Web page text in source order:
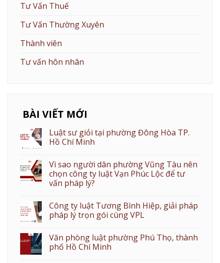
Tư Vấn Thuế
Tư Vấn Thường Xuyên
Thành viên
Tư vấn hôn nhân
BÀI VIẾT MỚI
Luật sư giỏi tại phường Đông Hòa TP.
Hồ Chí Minh
Vì sao người dân phường Vũng Tàu nên
chọn công ty luật Vạn Phúc Lộc để tư
vấn pháp lý?
Công ty luật Tương Bình Hiệp, giải pháp
pháp lý trọn gói cùng VPL
Văn phòng luật phường Phú Thọ, thành
phố Hồ Chí Minh